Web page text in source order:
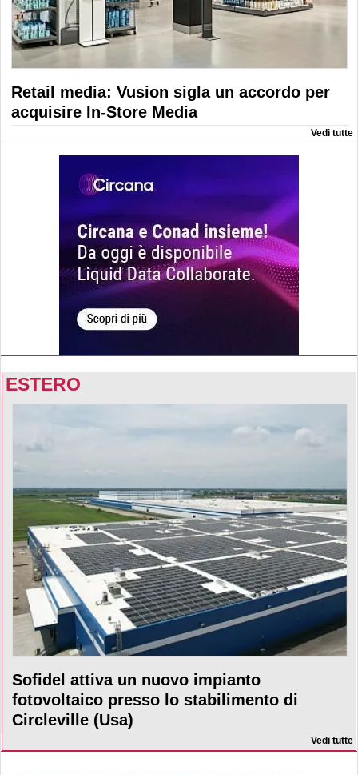
Retail media: Vusion sigla un accordo per
acquisire In-Store Media
Vedi tutte
ESTERO
Sofidel attiva un nuovo impianto
fotovoltaico presso lo stabilimento di
Circleville (Usa)
Vedi tutte